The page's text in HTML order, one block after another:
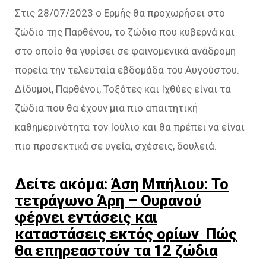
Στις 28/07/2023 ο Ερμής θα προχωρήσει στο
ζώδιο της Παρθένου, το ζώδιο που κυβερνά και
στο οποίο θα γυρίσει σε φαινομενικά ανάδρομη
πορεία την τελευταία εβδομάδα του Αυγούστου.
Δίδυμοι, Παρθένοι, Τοξότες και Ιχθύες είναι τα
ζώδια που θα έχουν μια πιο απαιτητική
καθημερινότητα τον Ιούλιο και θα πρέπει να είναι
πιο προσεκτικά σε υγεία, σχέσεις, δουλειά.
Δείτε ακόμα: Άση Μπήλιου: Το
τετράγωνο Άρη – Ουρανού
φέρνει εντάσεις και
καταστάσεις εκτός ορίων Πώς
θα επηρεαστούν τα 12 ζώδια